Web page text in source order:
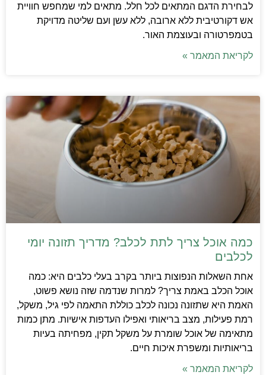
לבחירת הדגם המתאים לכל חלל. מתאים למי שמחפש חוויית
אש דקורטיבית ללא ארובה, ללא עשן ועם שליטה מדויקת
בטמפרטורה ובעוצמת האור.
לקריאת המאמר »
כמה אוכל צריך לתת לכלב? מדריך תזונה יומי
לכלבים
אחת השאלות הנפוצות ביותר בקרב בעלי כלבים היא: כמה
אוכל הכלב באמת צריך? למרות שנדמה שזה נושא פשוט,
האמת היא שתזונה נכונה לכלב כוללת התאמה לפי גיל, משקל,
רמת פעילות, מצב בריאותי ואפילו העדפות אישיות. מתן כמות
מתאימה של אוכל שומרת על משקל תקין, מפחיתה בעיות
בריאותיות ומשפרת איכות חיים.
לקריאת המאמר »